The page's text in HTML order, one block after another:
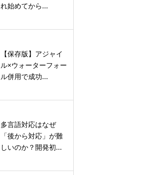
れ始めてから...
【保存版】アジャイ
ル×ウォーターフォー
ル併用で成功...
多言語対応はなぜ
「後から対応」が難
しいのか？開発初...